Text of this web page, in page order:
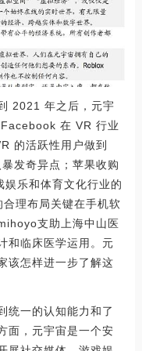
2021 年之后，元宇
在 VR 行业
的活跃性用户做到
发奇异点；苹果收购
乐和体育文化行业的
理布局关键在手机软
支助上海中山医
和临床医学运用。元
该怎样进一步了解这
统一的认知能力和了
面，元宇宙是一个安